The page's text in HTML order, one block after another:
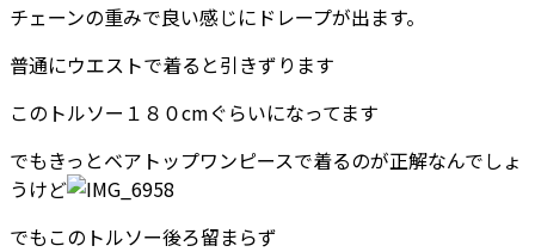
チェーンの重みで良い感じにドレープが出ます。
普通にウエストで着ると引きずります
このトルソー１８０cmぐらいになってます
でもきっとベアトップワンピースで着るのが正解なんでしょ
うけど
でもこのトルソー後ろ留まらず